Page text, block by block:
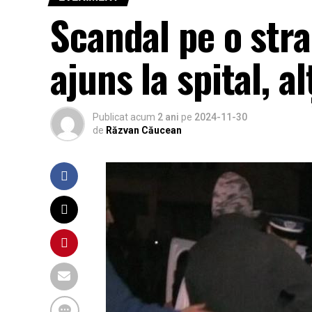
Scandal pe o
ajuns la spital,
Publicat acum 2 ani pe 2024-11-30
de Răzvan Căucean